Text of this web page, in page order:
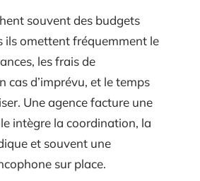
souvent des budgets
ils omettent fréquemment le
les frais de
cas d’imprévu, et le temps
Une agence facture une
intègre la coordination, la
et souvent une
sur place.